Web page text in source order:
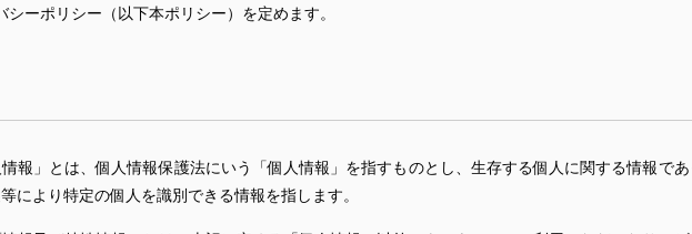
ーポリシー（以下本ポリシー）を定めます。
報」とは、個人情報保護法にいう「個人情報」を指すものとし、生存する個人に関する情報で
により特定の個人を識別できる情報を指します。